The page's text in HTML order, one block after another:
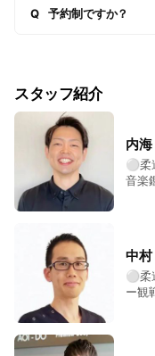
Q 予約制ですか？
スタッフ紹介
内
⚪︎柔
音楽
中
⚪︎
ー観